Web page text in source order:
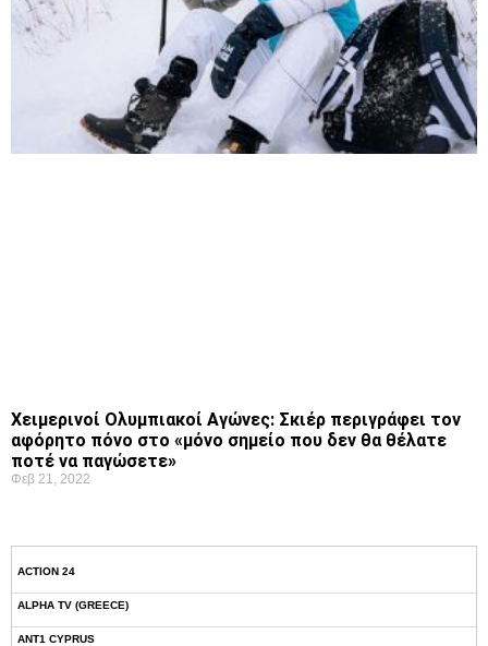
Χειμερινοί Ολυμπιακοί Αγώνες: Σκιέρ περιγράφει τον
αφόρητο πόνο στο «μόνο σημείο που δεν θα θέλατε
ποτέ να παγώσετε»
Φεβ 21, 2022
ACTION 24
ALPHA TV (GREECE)
ANT1 CYPRUS